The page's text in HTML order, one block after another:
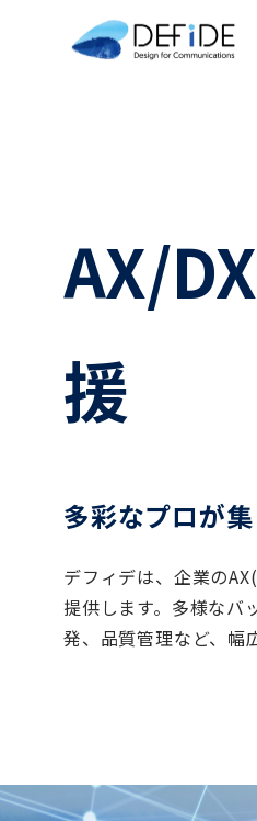
AX/
援
多彩なプロが
デフィデは、企業の
提供します。多様なバ
発、品質管理など、幅